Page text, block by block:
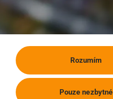
Rozumím
Pouze nezbytné